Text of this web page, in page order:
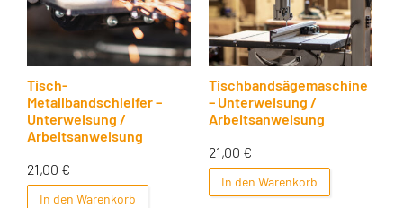
Tisch-
Metallbandschleifer –
Unterweisung /
Arbeitsanweisung
21,00 €
In den Warenkorb
Tischbandsägemaschine
– Unterweisung /
Arbeitsanweisung
21,00 €
In den Warenkorb